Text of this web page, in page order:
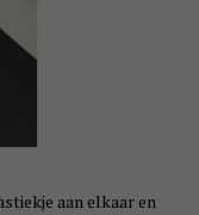
aan elkaar en